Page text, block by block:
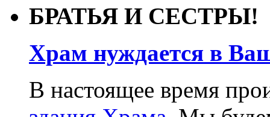
БРАТЬЯ И СЕСТРЫ!
Храм нуждается в
В настоящее время